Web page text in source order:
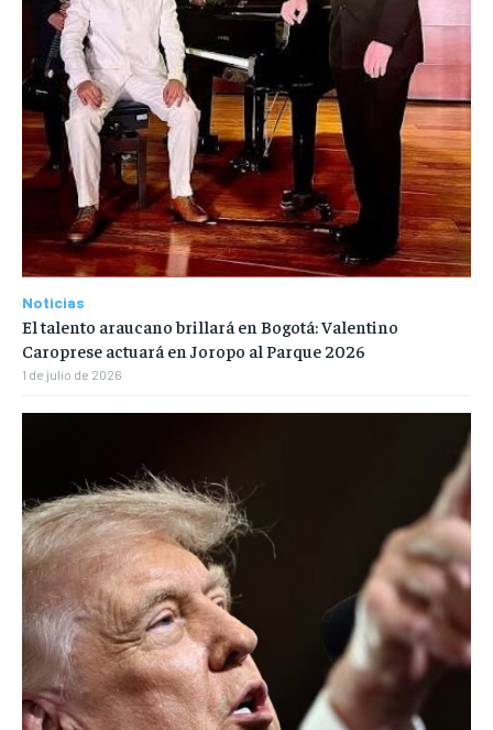
Noticias
El talento araucano brillará en Bogotá: Valentino
Caroprese actuará en Joropo al Parque 2026
1 de julio de 2026